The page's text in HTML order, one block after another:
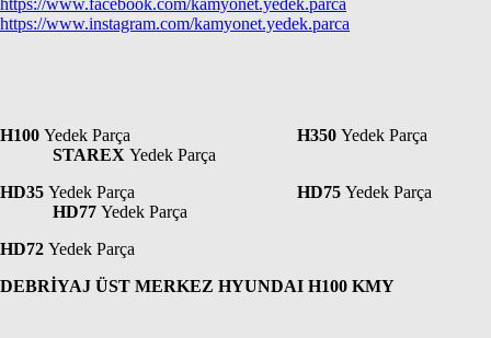
https://www.instagram.com/kamyonet.yedek.parca
H100 Yedek Parça H350 Yedek Parça
STAREX Yedek Parça
HD35 Yedek Parça HD75 Yedek Parça
HD77 Yedek Parça
HD72 Yedek Parça
DEBRİYAJ ÜST MERKEZ HYUNDAI H100 KMY